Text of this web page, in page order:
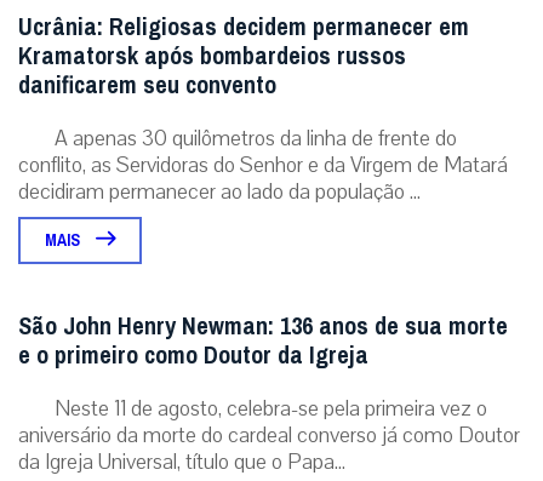
Ucrânia: Religiosas decidem permanecer em
Kramatorsk após bombardeios russos
danificarem seu convento
A apenas 30 quilômetros da linha de frente do
conflito, as Servidoras do Senhor e da Virgem de Matará
decidiram permanecer ao lado da população ...
MAIS
São John Henry Newman: 136 anos de sua morte
e o primeiro como Doutor da Igreja
Neste 11 de agosto, celebra-se pela primeira vez o
aniversário da morte do cardeal converso já como Doutor
da Igreja Universal, título que o Papa...